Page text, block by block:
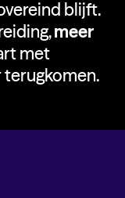
blijft.
meer
met
terugkomen.